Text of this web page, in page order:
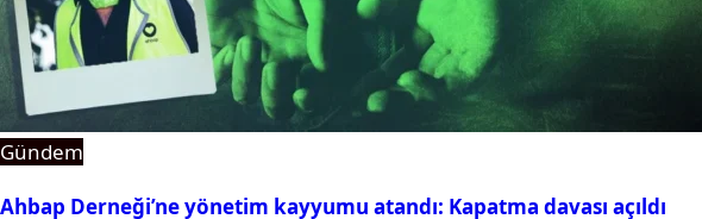
Gündem
Ahbap Derneği’ne yönetim kayyumu atandı: Kapatma davası açıldı